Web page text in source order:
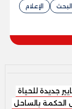
البحث
الإعلام
جديدة للحياة
الحكمة بالساحل